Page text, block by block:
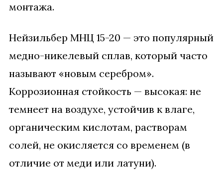
монтажа.
Нейзильбер МНЦ 15-20 — это популярный
медно-никелевый сплав, который часто
называют «новым серебром».
Коррозионная стойкость — высокая: не
темнеет на воздухе, устойчив к влаге,
органическим кислотам, растворам
солей, не окисляется со временем (в
отличие от меди или латуни).